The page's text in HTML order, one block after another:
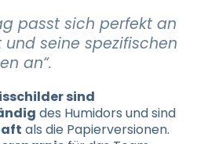
passt sich perfekt an
seine spezifischen
an“.
sind
des Humidors und sind
als die Papierversionen.